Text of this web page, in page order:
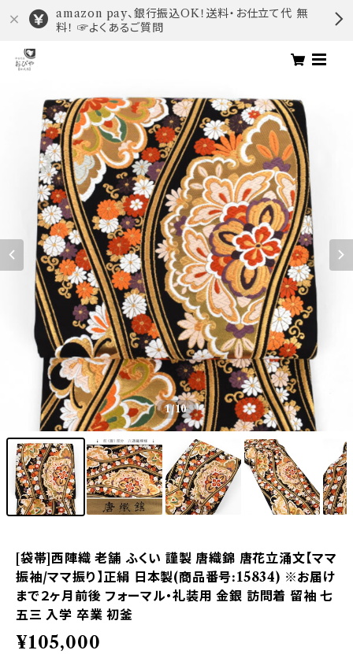
amazon pay、銀行振込OK！送料・お仕立て代 無
料！ ☞よくあるご質問
1/10
[袋帯]西陣織 老舗 ふくい 謹製 唐織錦 唐花立涌文【ママ
振袖/ママ振り】正絹 日本製(商品番号:15834) ※お届け
まで２ヶ月前後 フォーマル・礼装用 金銀 訪問着 留袖 七
五三 入学 卒業 初釜
¥105,000